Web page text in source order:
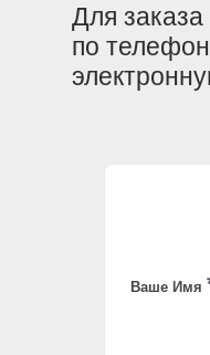
Для
по
Ваше Имя